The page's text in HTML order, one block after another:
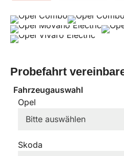
Probefahrt
Fahrzeugauswahl
Opel
Skoda